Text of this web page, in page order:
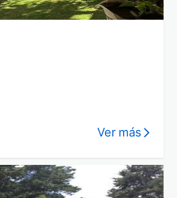
Ver más